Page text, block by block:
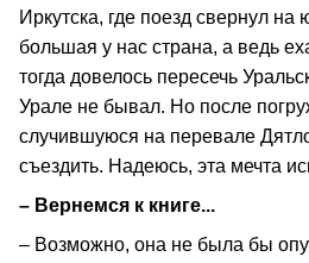
Иркутска, где поезд свернул на
большая у нас страна, а ведь
тогда довелось пересечь
Урале не бывал. Но после
случившуюся на перевале
съездить. Надеюсь, эта мечта
– Вернемся к книге...
– Возможно, она не была бы